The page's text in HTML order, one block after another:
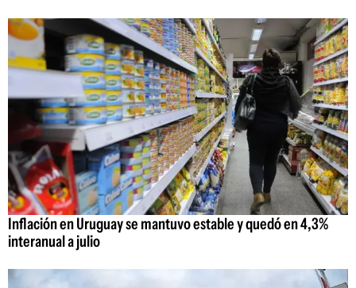
Inflación en Uruguay se mantuvo estable y quedó en 4,3%
interanual a julio